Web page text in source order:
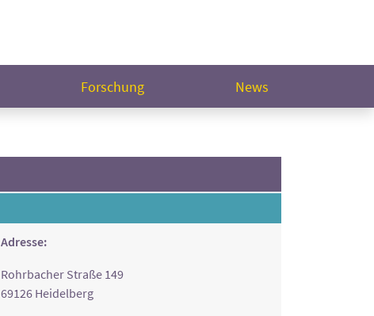
Forschung News
Adresse:
Rohrbacher Straße 149
69126 Heidelberg